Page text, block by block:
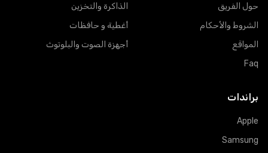
حول الفريق
الشروط والأحكام
المواقع
Faq
الذاكرة والتخزين
أغطية و حافظات
أجهزة الصوت والبلوتوث
براندات
Apple
Samsung